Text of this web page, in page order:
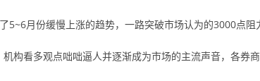
5~6月份缓慢上涨的趋势，一路突破市场认为的3000点阻
构看多观点咄咄逼人并逐渐成为市场的主流声音，各券